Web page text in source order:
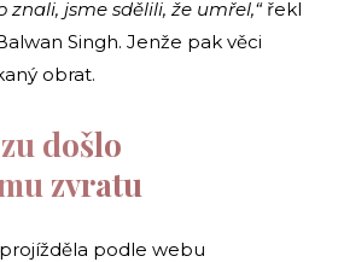
jsme sdělili, že umřel,“řekl
Singh. Jenže pak věci
obrat.
došlo
zvratu
podle webu